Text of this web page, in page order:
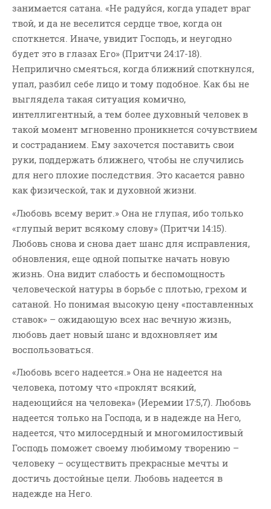
занимается сатана. «Не радуйся, когда упадет враг
твой, и да не веселится сердце твое, когда он
споткнется. Иначе, увидит Господь, и неугодно
будет это в глазах Его» (Притчи 24:17-18).
Неприлично смеяться, когда ближний споткнулся,
упал, разбил себе лицо и тому подобное. Как бы не
выглядела такая ситуация комично,
интеллигентный, а тем более духовный человек в
такой момент мгновенно проникнется сочувствием
и состраданием. Ему захочется поставить свои
руки, поддержать ближнего, чтобы не случились
для него плохие последствия. Это касается равно
как физической, так и духовной жизни.
«Любовь всему верит.» Она не глупая, ибо только
«глупый верит всякому слову» (Притчи 14:15).
Любовь снова и снова дает шанс для исправления,
обновления, еще одной попытке начать новую
жизнь. Она видит слабость и беспомощность
человеческой натуры в борьбе с плотью, грехом и
сатаной. Но понимая высокую цену «поставленных
ставок» – ожидающую всех нас вечную жизнь,
любовь дает новый шанс и вдохновляет им
воспользоваться.
«Любовь всего надеется.» Она не надеется на
человека, потому что «проклят всякий,
надеющийся на человека» (Иеремии 17:5,7). Любовь
надеется только на Господа, и в надежде на Него,
надеется, что милосердный и многомилостивый
Господь поможет своему любимому творению –
человеку – осуществить прекрасные мечты и
достичь достойные цели. Любовь надеется в
надежде на Него.